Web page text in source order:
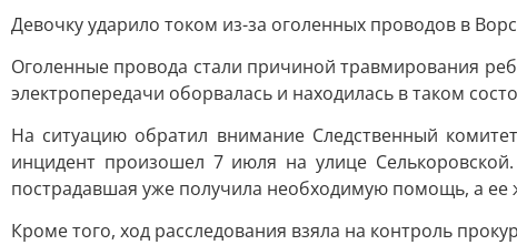
Девочку ударило током из-за оголенных проводов в
Оголенные провода стали причиной травмирования
электропередачи оборвалась и находилась в таком
На ситуацию обратил внимание Следственный
инцидент произошел 7 июля на улице
пострадавшая уже получила необходимую помощь, а ее
Кроме того, ход расследования взяла на контроль